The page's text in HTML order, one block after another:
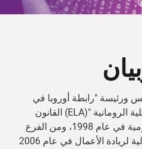
ورئيسة "رابطة أوروبا في
القانون (ELA)" منذ عام 2011. تخرجت من الكلية الرومانية
الجرمانية بجامعة يريفان الحكومية في عام 1998، ومن الفرع
الأرميني لأكاديمية موسكو الدولية لريادة الأعمال في عام 2006